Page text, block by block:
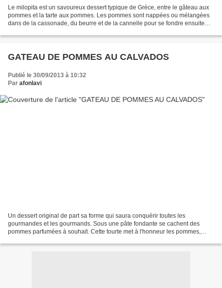
Le milopita est un savoureux dessert typique de Grèce, entre le gâteau aux
pommes et la tarte aux pommes. Les pommes sont nappées ou mélangées
dans de la cassonade, du beurre et de la cannelle pour se fondre ensuite
GATEAU DE POMMES AU CALVADOS
Publié le 30/09/2013 à 10:32
Par afonlavi
Un dessert original de part sa forme qui saura conquérir toutes les
gourmandes et les gourmands. Sous une pâte fondante se cachent des
pommes parfumées à souhait. Cette tourte met à l'honneur les pommes,